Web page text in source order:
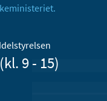
9 - 15)